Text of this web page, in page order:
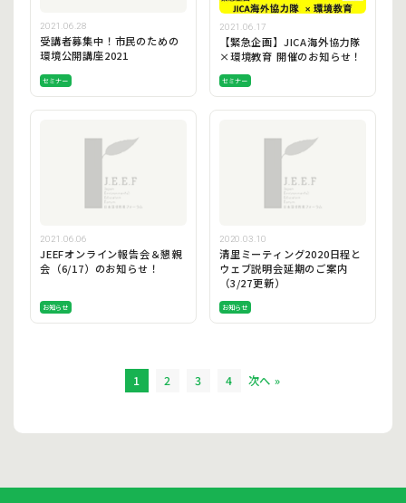
2021.06.28
受講者募集中！市民のための
環境公開講座2021
セミナー
2021.06.17
【緊急企画】JICA海外協力隊
×環境教育 開催のお知らせ！
セミナー
2021.06.06
JEEFオンライン報告会＆懇親
会（6/17）のお知らせ！
お知らせ
2020.03.10
清里ミーティング2020日程と
ウェブ説明会延期のご案内
（3/27更新）
お知らせ
1 2 3 4 次へ »